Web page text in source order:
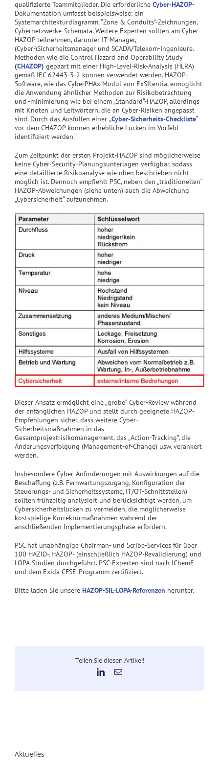
qualifizierte Teammitglieder. Die erforderliche Cyber-HAZOP-
Dokumentation umfasst beispielsweise: ein
Systemarchitekturdiagramm, “Zone & Conduits”-Zeichnungen,
Cybernetzwerke-Schemata. Weitere Experten sollten am Cyber-
HAZOP teilnehmen, darunter IT-Manager,
(Cyber-)Sicherheitsmanager und SCADA/Telekom-Ingenieure.
Methoden wie die Control Hazard and Operability Study
(CHAZOP) gepaart mit einer High-Level-Risk-Analysis (HLRA)
gemäß IEC 62443-3-2 können verwendet werden. HAZOP-
Software, wie das CyberPHAx-Modul von ExSILentia, ermöglicht
die Anwendung ähnlicher Methoden zur Risikobetrachtung
und -minimierung wie bei einem „Standard“-HAZOP, allerdings
mit Knoten und Leitwörtern, die an Cyber-Risiken angepasst
sind. Durch das Ausfüllen einer „Cyber-Sicherheits-Checkliste“
vor dem CHAZOP können erhebliche Lücken im Vorfeld
identifiziert werden.
Zum Zeitpunkt der ersten Projekt-HAZOP sind möglicherweise
keine Cyber-Security-Planungsunterlagen verfügbar, sodass
eine detaillierte Risikoanalyse wie oben beschrieben nicht
möglich ist. Dennoch empfiehlt PSC, neben den „traditionellen“
HAZOP-Abweichungen (siehe unten) auch die Abweichung
„Cybersicherheit“ aufzunehmen.
Dieser Ansatz ermöglicht eine „grobe“ Cyber-Review während
der anfänglichen HAZOP und stellt durch geeignete HAZOP-
Empfehlungen sicher, dass weitere Cyber-
Sicherheitsmaßnahmen in das
Gesamtprojektrisikomanagement, das „Action-Tracking”, die
Änderungsverfolgung (Management-of-Change) usw. verankert
werden.
Insbesondere Cyber-Anforderungen mit Auswirkungen auf die
Beschaffung (z.B. Fernwartungszugang, Konfiguration der
Steuerungs- und Sicherheitssysteme, IT/OT-Schnittstellen)
sollten frühzeitig analysiert und berücksichtigt werden, um
Cybersicherheitslücken zu vermeiden, die möglicherweise
kostspielige Korrekturmaßnahmen während der
anschließenden Implementierungsphase erfordern.
PSC hat unabhängige Chairman- und Scribe-Services für über
100 HAZID-, HAZOP- (einschließlich HAZOP-Revalidierung) und
LOPA-Studien durchgeführt. PSC-Experten sind nach IChemE
und dem Exida CFSE-Programm zertifiziert.
Bitte laden Sie unsere HAZOP-SIL-LOPA-Referenzen herunter.
Teilen Sie diesen Artikel!
LinkedIn
E-
Aktuelles